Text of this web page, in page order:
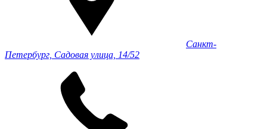
Санкт-
Петербург, Садовая улица, 14/52